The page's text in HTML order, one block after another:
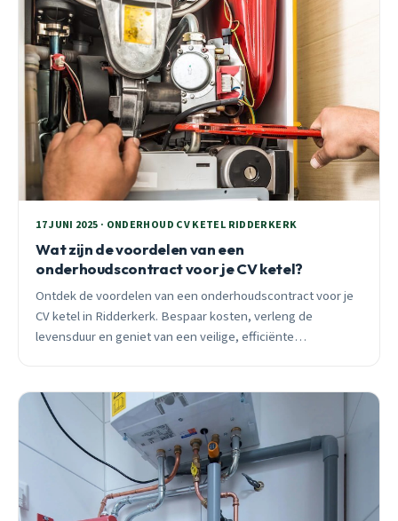
17 JUNI 2025 · ONDERHOUD CV KETEL RIDDERKERK
Wat zijn de voordelen van een
onderhoudscontract voor je CV ketel?
Ontdek de voordelen van een onderhoudscontract voor je
CV ketel in Ridderkerk. Bespaar kosten, verleng de
levensduur en geniet van een veilige, efficiënte